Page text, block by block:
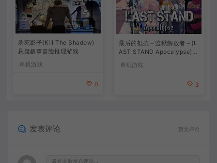
杀死影子(Kill The Shadow)
悬疑叙事冒险推理游戏
单机游戏
0
最后的抵抗～监狱解放者～(L
AST STAND Apocalypse)卡
单机游戏
3
发表评论 暂无评论